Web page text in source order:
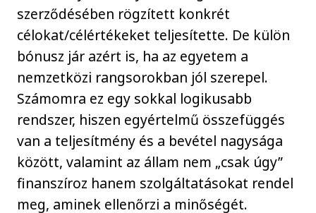
szerződésében rögzített konkrét
célokat/célértékeket teljesítette. De külön
bónusz jár azért is, ha az egyetem a
nemzetközi rangsorokban jól szerepel.
Számomra ez egy sokkal logikusabb
rendszer, hiszen egyértelmű összefüggés
van a teljesítmény és a bevétel nagysága
között, valamint az állam nem „csak úgy”
finanszíroz hanem szolgáltatásokat rendel
meg, aminek ellenőrzi a minőségét.